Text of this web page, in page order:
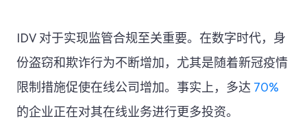
IDV 对于实现监管合规至关重要。在数字时代，身
份盗窃和欺诈行为不断增加，尤其是随着新冠疫情
限制措施促使在线公司增加。事实上，多达 70%
的企业正在对其在线业务进行更多投资。